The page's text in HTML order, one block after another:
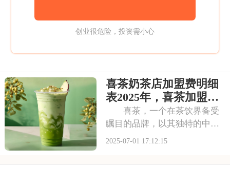
创业很危险，投资需小心
喜茶奶茶店加盟费明细
表2025年，喜茶加盟条
件是怎样的呢
喜茶，一个在茶饮界备受
瞩目的品牌，以其独特的中式
茶饮风格和深厚的文化底蕴，
2025-07-01 17:12:15